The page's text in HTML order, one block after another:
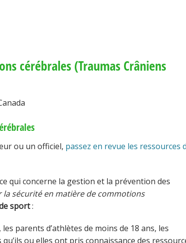
cérébrales (Traumas Crâniens
ou un officiel, passez en revue les ressources
qui concerne la gestion et la prévention des
la sécurité en matière de commotions
sport:
parents d’athlètes de moins de 18 ans, les
ou elles ont pris connaissance des